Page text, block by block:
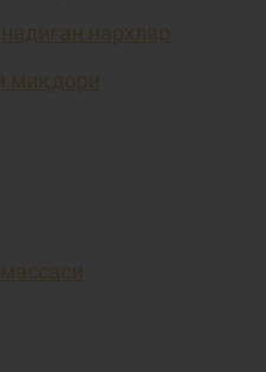
нархлар
миқдори